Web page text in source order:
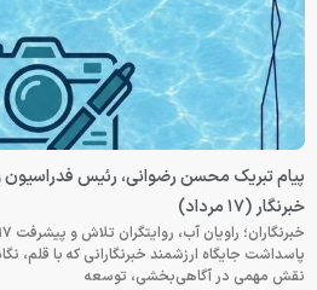
پیام تبریک محسن رضوانی، رئیس فدراسیون
خبرنگار (۱۷ مرداد)
پاسداشت جایگاه ارزشمند خبرنگارانی که با قلم،
نقش مهمی در آگاهی‌بخشی، توسعه